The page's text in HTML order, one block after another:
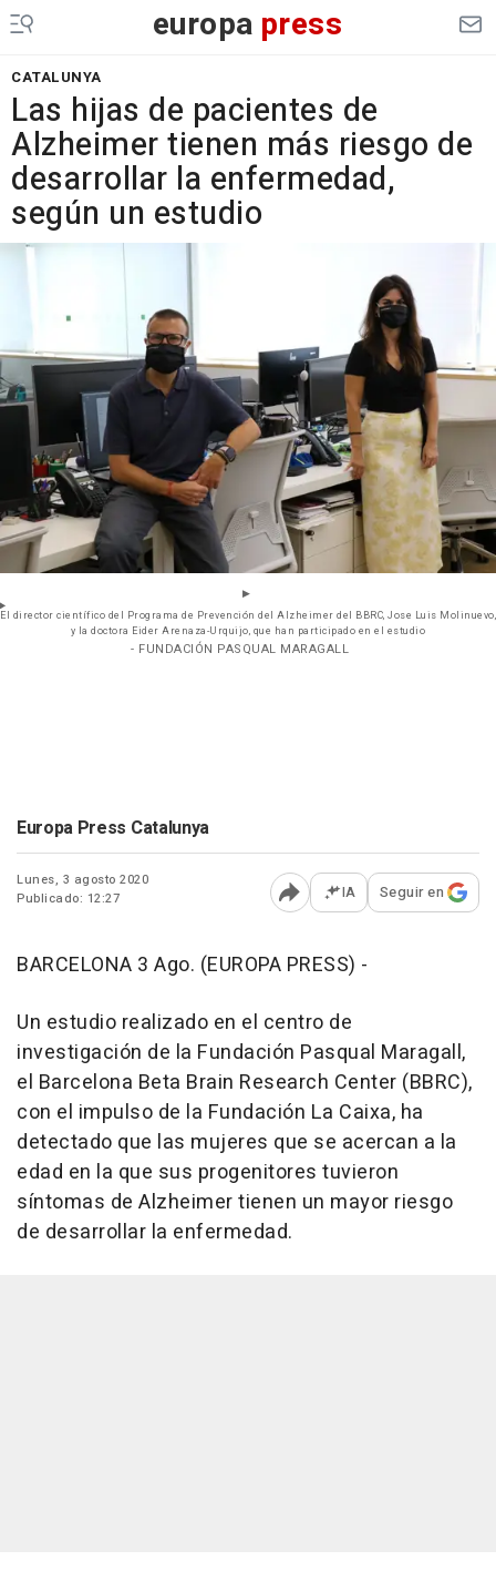
europa press
CATALUNYA
Las hijas de pacientes de
Alzheimer tienen más riesgo de
desarrollar la enfermedad,
según un estudio
El director científico del Programa de Prevención del Alzheimer del BBRC, Jose Luis Molinuevo,
y la doctora Eider Arenaza-Urquijo, que han participado en el estudio
- FUNDACIÓN PASQUAL MARAGALL
Europa Press Catalunya
Lunes, 3 agosto 2020
Publicado: 12:27
Abrir opciones para
IA Seguir en
BARCELONA 3 Ago. (EUROPA PRESS) -
Un estudio realizado en el centro de
investigación de la Fundación Pasqual Maragall,
el Barcelona Beta Brain Research Center (BBRC),
con el impulso de la Fundación La Caixa, ha
detectado que las mujeres que se acercan a la
edad en la que sus progenitores tuvieron
síntomas de Alzheimer tienen un mayor riesgo
de desarrollar la enfermedad.